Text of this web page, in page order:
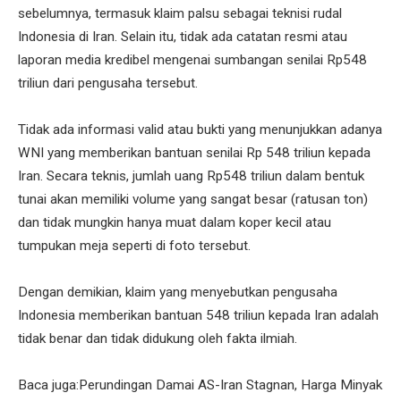
sebelumnya, termasuk klaim palsu sebagai teknisi rudal
Indonesia di Iran. Selain itu, tidak ada catatan resmi atau
laporan media kredibel mengenai sumbangan senilai Rp548
triliun dari pengusaha tersebut.
Tidak ada informasi valid atau bukti yang menunjukkan adanya
WNI yang memberikan bantuan senilai Rp 548 triliun kepada
Iran. Secara teknis, jumlah uang Rp548 triliun dalam bentuk
tunai akan memiliki volume yang sangat besar (ratusan ton)
dan tidak mungkin hanya muat dalam koper kecil atau
tumpukan meja seperti di foto tersebut.
Dengan demikian, klaim yang menyebutkan pengusaha
Indonesia memberikan bantuan 548 triliun kepada Iran adalah
tidak benar dan tidak didukung oleh fakta ilmiah.
Baca juga:Perundingan Damai AS-Iran Stagnan, Harga Minyak